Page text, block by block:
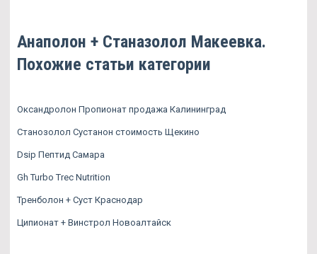
Анаполон + Станазолол Макеевка.
Похожие статьи категории
Оксандролон Пропионат продажа Калининград
Станозолол Сустанон стоимость Щекино
Dsip Пептид Самара
Gh Turbo Trec Nutrition
Тренболон + Суст Краснодар
Ципионат + Винстрол Новоалтайск